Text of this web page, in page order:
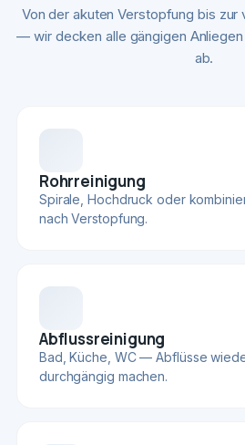
Von der akuten Verstopfung bis zur
— wir decken alle gängigen Anliegen
ab.
Rohrreinigung
Spirale, Hochdruck oder
nach Verstopfung.
Abflussreinigung
Bad, Küche, WC — Abflüsse
durchgängig machen.